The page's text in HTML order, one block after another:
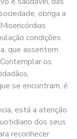
obriga a
condições
que assentem
os
se encontram, é
está a atenção
dos seus
reconhecer